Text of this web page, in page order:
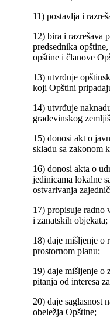
11) postavlja i
12) bira i razrešava
predsednika
opštine i članove
13) utvrđuje
koji Opštini
14) utvrđuje
građevinskog
15) donosi akt o
skladu sa zakonom
16) donosi akta o
jedinicama lokalne
ostvarivanja
17) propisuje radno
i zanatskih objekata;
18) daje mišljenje o
prostornom planu;
19) daje mišljenje o
pitanja od interesa
20) daje saglasnost
obeležja Opštine;